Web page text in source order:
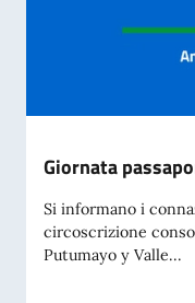
Giornata
Si informano i
circoscrizione
Putumayo y Valle...